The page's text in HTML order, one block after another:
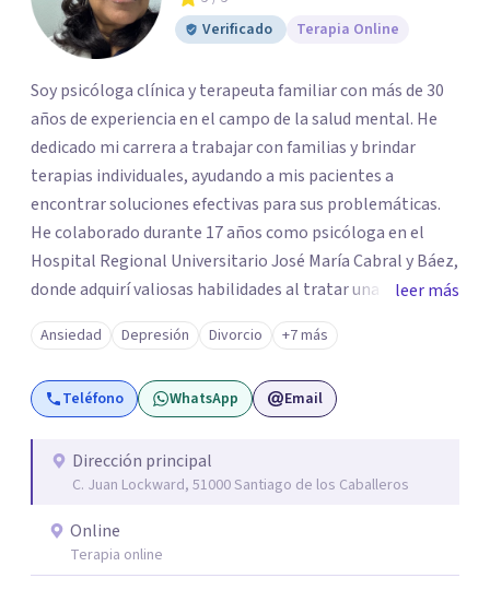
Verificado
Terapia Online
Soy psicóloga clínica y terapeuta familiar con más de 30
años de experiencia en el campo de la salud mental. He
dedicado mi carrera a trabajar con familias y brindar
terapias individuales, ayudando a mis pacientes a
encontrar soluciones efectivas para sus problemáticas.
He colaborado durante 17 años como psicóloga en el
Hospital Regional Universitario José María Cabral y Báez,
donde adquirí valiosas habilidades al tratar una diversa
gama de casos clínicos. Durante 27 años, fui la directora
del departamento de psicología del Hospital Regional
Presidente Estrella Ureña, donde lideré un equipo de
profesionales en la implementación de programas de
una cita o tiene preguntas sobre cómo puedo ayudarles,
no duden en contactarme. Estoy a un mensaje de
leer más
Ansiedad Depresión Divorcio +7 más
Teléfono WhatsApp Email
Dirección principal
C. Juan Lockward, 51000 Santiago de los Caballeros
Online
Terapia online